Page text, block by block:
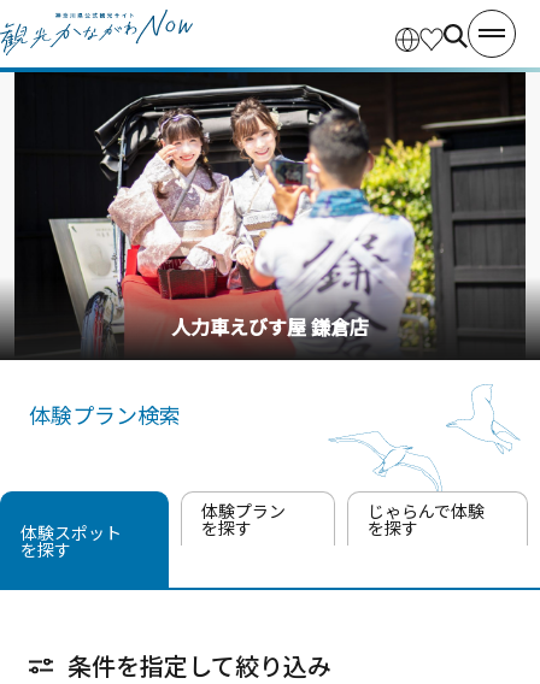
人力車えびす屋 鎌倉店
体験プラン検索
体験スポット
を探す
体験プラン
を探す
じゃらんで体験
を探す
条件を指定して絞り込み